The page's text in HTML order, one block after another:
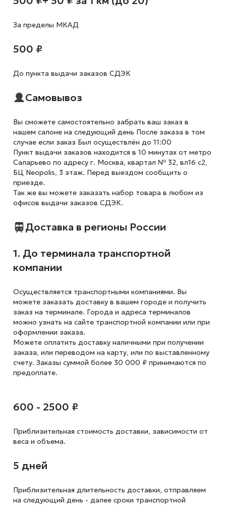
За пределы МКАД
500 ₽
До пункта выдачи заказов СДЭК
Самовывоз
Вы сможете самостоятельно забрать ваш заказ в
нашем салоне на следующий день После заказа в том
случае если заказ Был осуществлён до 11:00
Пункт выдачи заказов находится в 10 минутах от метро
Саларьево по адресу г. Москва, квартал № 32, вл16 с2,
БЦ Neopolis, 3 этаж. Перед выездом сообщить о
приезде.
Так же вы можете заказать набор товара в любом из
офисов выдачи заказов СДЭК.
Доставка в регионы России
1. До терминала транспортной
компании
Осуществляется транспортными компаниями. Вы
можете заказать доставку в вашем городе и получить
заказ на терминале. Города и адреса терминалов
можно узнать на сайте транспортной компании или при
оформлении заказа.
Можете оплатить доставку наличными при получении
заказа, или переводом на карту, или по выставленному
счету. Заказы суммой более 30 000 ₽ принимаются по
предоплате.
600 - 2500 ₽
Приблизительная стоимость доставки, зависимости от
веса и объема.
5 дней
Приблизительная длительность доставки, отправляем
на следующий день - далее сроки транспортной